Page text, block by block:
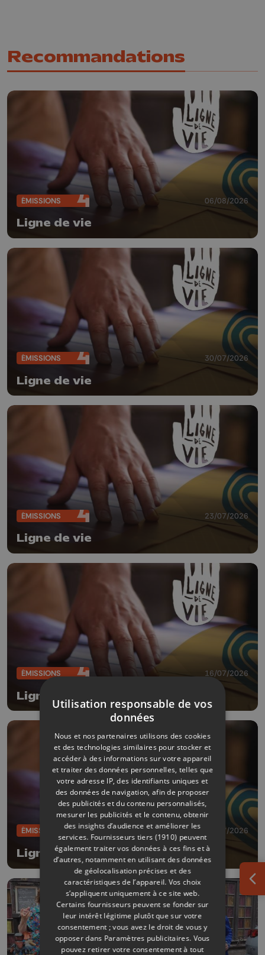
Recommandations
ÉMISSIONS 06/08/2026
Ligne de vie
ÉMISSIONS 30/07/2026
Ligne de vie
ÉMISSIONS 23/07/2026
Ligne de vie
ÉMISSIONS 16/07/2026
Ligne de vie
ÉMISSIONS 09/07/2026
Ligne de vie
Utilisation responsable de vos
données
Nous et nos partenaires utilisons des cookies
et des technologies similaires pour stocker et
accéder à des informations sur votre appareil
et traiter des données personnelles, telles que
votre adresse IP, des identifiants uniques et
des données de navigation, afin de proposer
des publicités et du contenu personnalisés,
mesurer les publicités et le contenu, obtenir
des insights d’audience et améliorer les
services. Fournisseurs tiers (1910) peuvent
également traiter vos données à ces fins et à
d’autres, notamment en utilisant des données
de géolocalisation précises et des
caractéristiques de l’appareil. Vos choix
s’appliquent uniquement à ce site web.
Certains fournisseurs peuvent se fonder sur
leur intérêt légitime plutôt que sur votre
consentement ; vous avez le droit de vous y
opposer dans Paramètres publicitaires. Vous
pouvez retirer votre consentement à tout